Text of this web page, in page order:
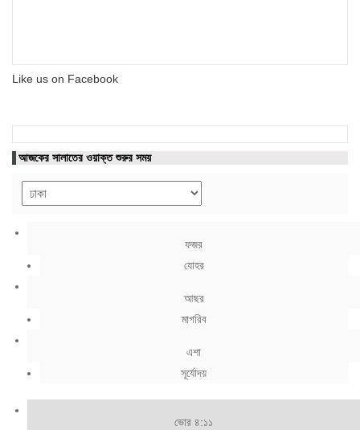
Like us on Facebook
আজকের সালাতের ওয়াক্ত শুরুর সময়
ফজর
যোহর
আছর
মাগরিব
এশা
সূর্যোদয়
ভোর ৪:১১